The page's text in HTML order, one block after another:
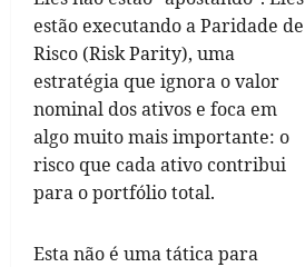
estão executando a Paridade de
Risco (Risk Parity), uma
estratégia que ignora o valor
nominal dos ativos e foca em
algo muito mais importante: o
risco que cada ativo contribui
para o portfólio total.
Esta não é uma tática para